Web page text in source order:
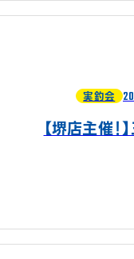
実釣会
【堺店主催！